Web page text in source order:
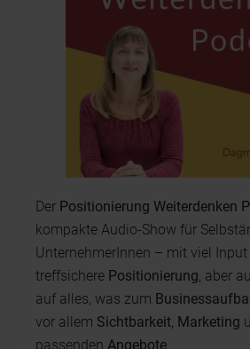
Der Positionierung Weiterdenken
kompakte Audio-Show für
UnternehmerInnen – mit viel Input
treffsichere Positionierung, aber
auf alles, was zum
vor allem Sichtbarkeit, Marketing
passenden Angebote